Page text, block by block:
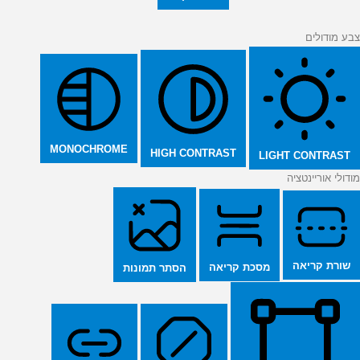
צבע מודולים
LIGHT CONTRAST
HIGH CONTRAST
MONOCHROME
מודולי אוריינטציה
שורת קריאה מסכת קריאה הסתר תמונות